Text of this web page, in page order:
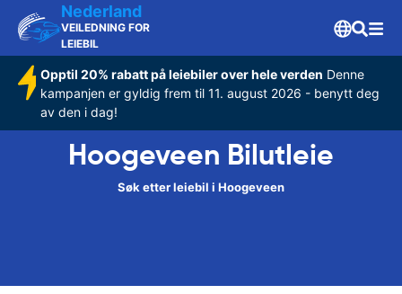
Nederland
VEILEDNING FOR
LEIEBIL
Opptil 20% rabatt på leiebiler over hele verden Denne
kampanjen er gyldig frem til 11. august 2026 - benytt deg
av den i dag!
Hoogeveen Bilutleie
Søk etter leiebil i Hoogeveen